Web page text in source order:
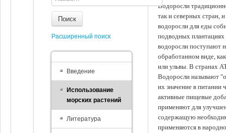
Водоросли
так и северных стран,
водоросли для еды
подводных
водоросли поступают
обработанном виде,
или ульвы. В странах
Водоросли называют
их значение в питании
активные пищевые
применяют для
содержащую
применяются в
Поиск
Расширенный поиск
Введение
Использование
морских растений
Литература